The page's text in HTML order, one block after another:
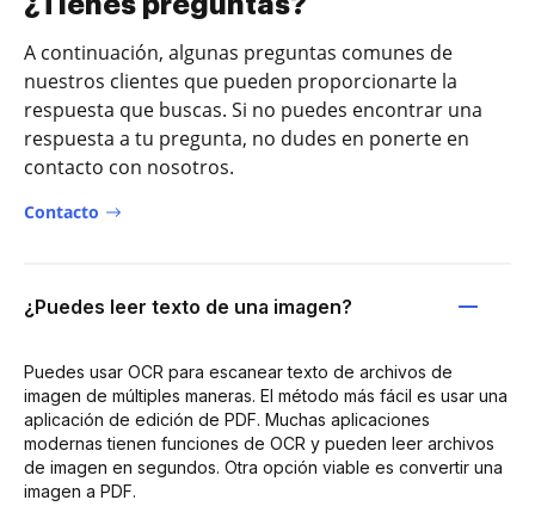
A continuación, algunas preguntas comunes de
nuestros clientes que pueden proporcionarte la
respuesta que buscas. Si no puedes encontrar una
respuesta a tu pregunta, no dudes en ponerte en
contacto con nosotros.
Contacto
¿Puedes leer texto de una imagen?
Puedes usar OCR para escanear texto de archivos de
imagen de múltiples maneras. El método más fácil es usar una
aplicación de edición de PDF. Muchas aplicaciones
modernas tienen funciones de OCR y pueden leer archivos
de imagen en segundos. Otra opción viable es convertir una
imagen a PDF.